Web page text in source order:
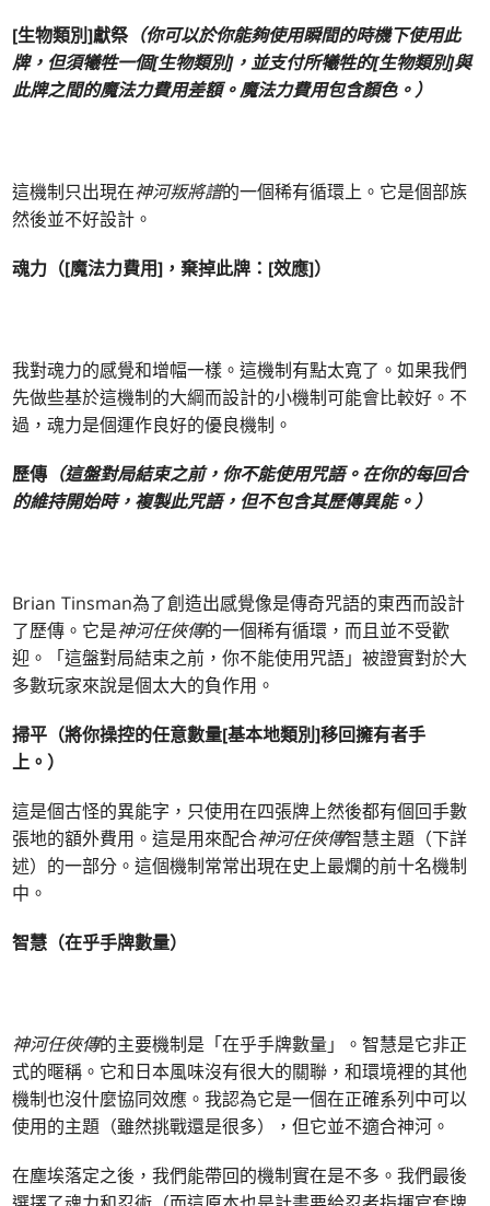
[生物類別]獻祭（你可以於你能夠使用瞬間的時機下使用此
牌，但須犧牲一個[生物類別]，並支付所犧牲的[生物類別]與
此牌之間的魔法力費用差額。魔法力費用包含顏色。）
這機制只出現在神河叛將譜的一個稀有循環上。它是個部族
然後並不好設計。
魂力（[魔法力費用]，棄掉此牌：[效應]）
我對魂力的感覺和增幅一樣。這機制有點太寬了。如果我們
先做些基於這機制的大綱而設計的小機制可能會比較好。不
過，魂力是個運作良好的優良機制。
歷傳 （這盤對局結束之前，你不能使用咒語。在你的每回合
的維持開始時，複製此咒語，但不包含其歷傳異能。）
Brian Tinsman為了創造出感覺像是傳奇咒語的東西而設計
了歷傳。它是神河任俠傳的一個稀有循環，而且並不受歡
迎。「這盤對局結束之前，你不能使用咒語」被證實對於大
多數玩家來說是個太大的負作用。
掃平（將你操控的任意數量[基本地類別]移回擁有者手
上。）
這是個古怪的異能字，只使用在四張牌上然後都有個回手數
張地的額外費用。這是用來配合神河任俠傳智慧主題（下詳
述）的一部分。這個機制常常出現在史上最爛的前十名機制
中。
智慧（在乎手牌數量）
神河任俠傳的主要機制是「在乎手牌數量」。智慧是它非正
式的暱稱。它和日本風味沒有很大的關聯，和環境裡的其他
機制也沒什麼協同效應。我認為它是一個在正確系列中可以
使用的主題（雖然挑戰還是很多），但它並不適合神河。
在塵埃落定之後，我們能帶回的機制實在是不多。我們最後